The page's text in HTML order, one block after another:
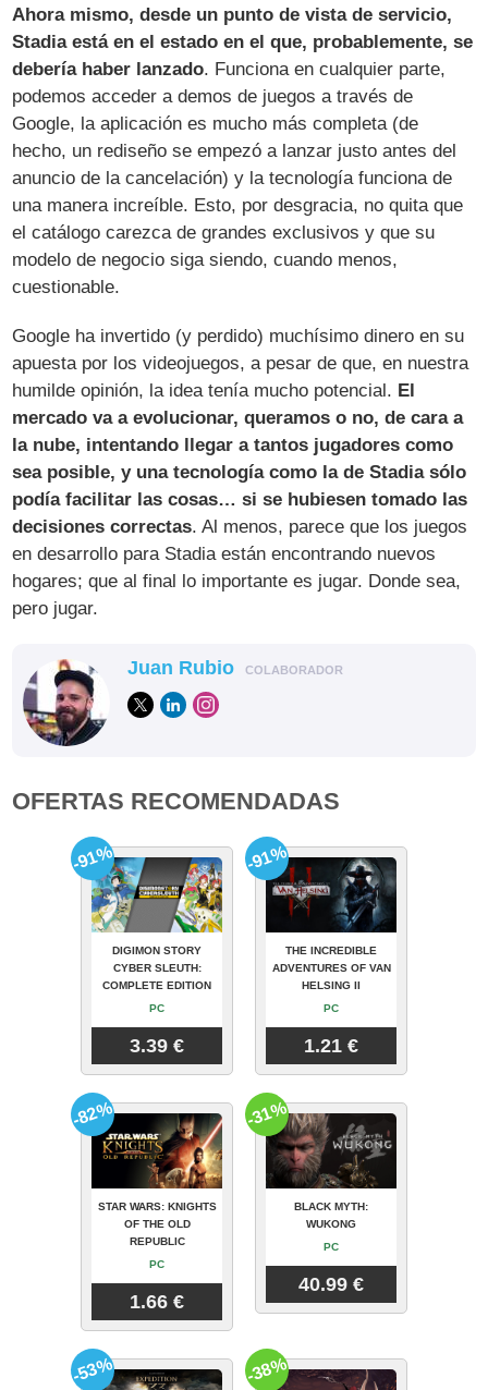
Ahora mismo, desde un punto de vista de servicio,
Stadia está en el estado en el que, probablemente, se
debería haber lanzado. Funciona en cualquier parte,
podemos acceder a demos de juegos a través de
Google, la aplicación es mucho más completa (de
hecho, un rediseño se empezó a lanzar justo antes del
anuncio de la cancelación) y la tecnología funciona de
una manera increíble. Esto, por desgracia, no quita que
el catálogo carezca de grandes exclusivos y que su
modelo de negocio siga siendo, cuando menos,
cuestionable.
Google ha invertido (y perdido) muchísimo dinero en su
apuesta por los videojuegos, a pesar de que, en nuestra
humilde opinión, la idea tenía mucho potencial. El
mercado va a evolucionar, queramos o no, de cara a
la nube, intentando llegar a tantos jugadores como
sea posible, y una tecnología como la de Stadia sólo
podía facilitar las cosas… si se hubiesen tomado las
decisiones correctas. Al menos, parece que los juegos
en desarrollo para Stadia están encontrando nuevos
hogares; que al final lo importante es jugar. Donde sea,
pero jugar.
Juan Rubio COLABORADOR
OFERTAS RECOMENDADAS
DIGIMON STORY
CYBER SLEUTH:
COMPLETE EDITION
PC
3.39 €
-91%
THE INCREDIBLE
ADVENTURES OF VAN
HELSING II
PC
1.21 €
-91%
STAR WARS: KNIGHTS
OF THE OLD
REPUBLIC
PC
1.66 €
-82%
BLACK MYTH:
WUKONG
PC
40.99 €
-31%
-53% -38%